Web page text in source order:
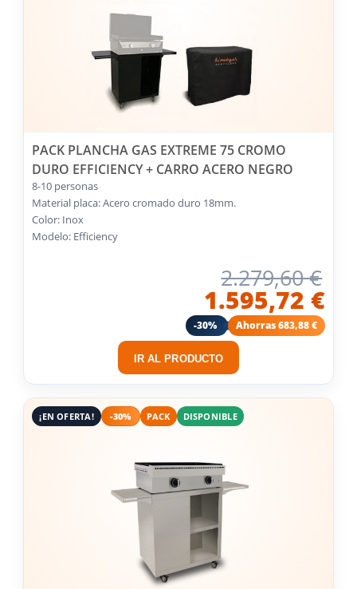
PACK PLANCHA GAS EXTREME 75 CROMO
DURO EFFICIENCY + CARRO ACERO NEGRO
8-10 personas
Material placa: Acero cromado duro 18mm.
Color: Inox
Modelo: Efficiency
2.279,60 €
1.595,72 €
-30% Ahorras 683,88 €
IR AL PRODUCTO
¡EN OFERTA! -30% PACK DISPONIBLE